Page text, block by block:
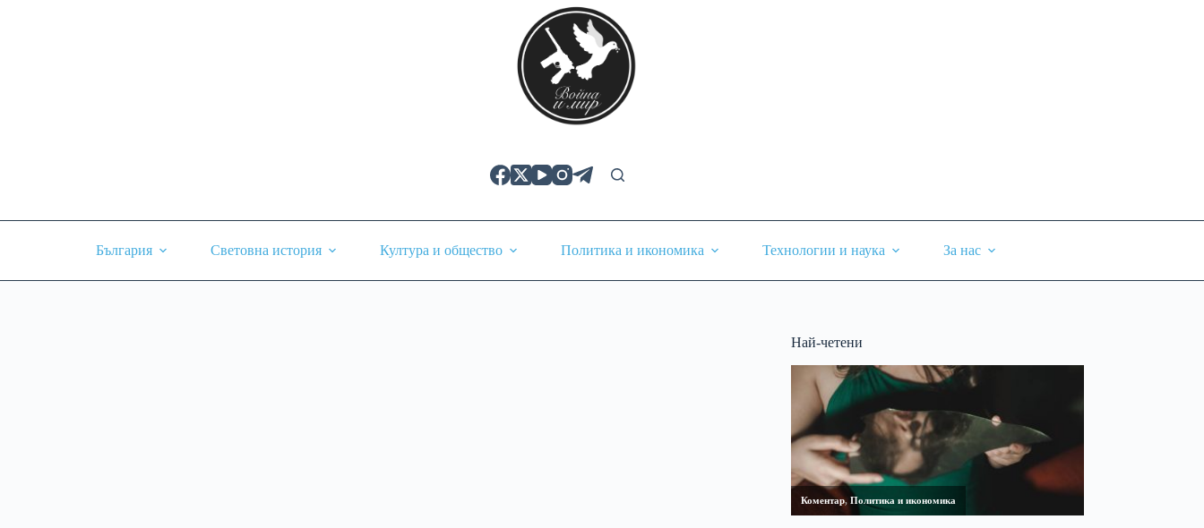
България Световна история Култура и общество Политика и икономика Технологии и наука За нас
Най-четени